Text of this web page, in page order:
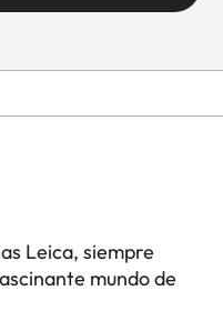
Leica, siempre
mundo de